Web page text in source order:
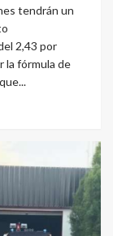
tendrán un
2,43 por
la fórmula de